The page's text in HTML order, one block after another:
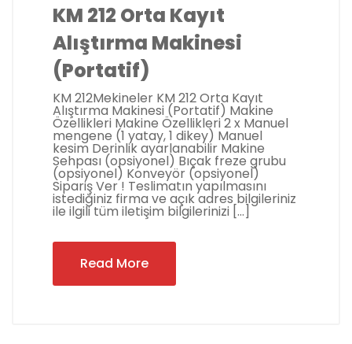
KM 212 Orta Kayıt
Alıştırma Makinesi
(Portatif)
KM 212Mekineler KM 212 Orta Kayıt
Alıştırma Makinesi (Portatif) Makine
Özellikleri Makine Özellikleri 2 x Manuel
mengene (1 yatay, 1 dikey) Manuel
kesim Derinlik ayarlanabilir Makine
Sehpası (opsiyonel) Bıçak freze grubu
(opsiyonel) Konveyör (opsiyonel)
Sipariş Ver ! Teslimatın yapılmasını
istediğiniz firma ve açık adres bilgileriniz
ile ilgili tüm iletişim bilgilerinizi […]
Read More